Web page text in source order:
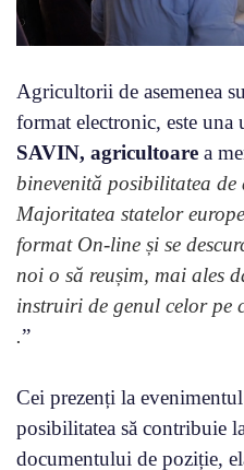
Agricultorii de asemenea
format electronic, este una
SAVIN, agricultoare a
binevenită posibilitatea de
Majoritatea statelor
format On-line și se
noi o să reușim, mai ales
instruiri de genul celor pe
.”
Cei prezenți la
posibilitatea să contribuie
documentului de poziție,